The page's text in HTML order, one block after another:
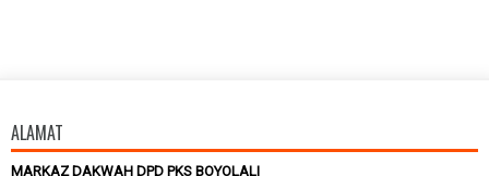
ALAMAT
MARKAZ DAKWAH DPD PKS BOYOLALI